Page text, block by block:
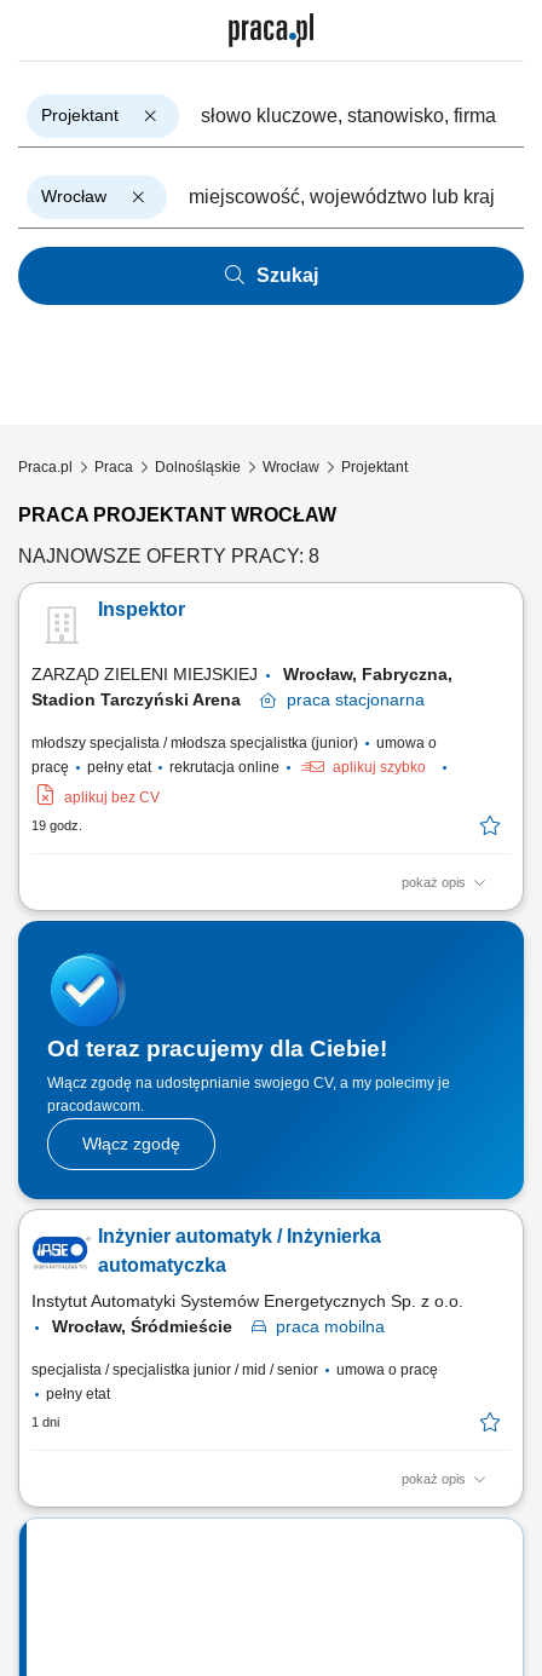
Projektant
Wrocław
Szukaj
Praca.pl Praca Dolnośląskie Wrocław Projektant
PRACA PROJEKTANT WROCŁAW
NAJNOWSZE OFERTY PRACY: 8
Inspektor
ZARZĄD ZIELENI MIEJSKIEJ
Wrocław, Fabryczna,
Stadion Tarczyński Arena
praca stacjonarna
młodszy specjalista / młodsza specjalistka (junior)
umowa o
pracę
pełny etat rekrutacja online
aplikuj szybko
aplikuj bez CV
19 godz.
pokaż opis
Udział w opracowywaniu perspektywicznych i okresowych planów
Udział w opracowywaniu perspektywicznych i okresowych planów
dotyczących realizacji zadań inwestycyjnych i remontowych dla terenów
zieleni miejskiej. Udział w...
Od teraz pracujemy dla Ciebie!
Włącz zgodę na udostępnianie swojego CV, a my polecimy je
pracodawcom.
Włącz zgodę
Inżynier automatyk / Inżynierka
automatyczka
Instytut Automatyki Systemów Energetycznych Sp. z o.o.
Wrocław, Śródmieście
praca mobilna
specjalista / specjalistka junior / mid / senior
umowa o pracę
pełny etat
1 dni
pokaż opis
Zakres obowiązków: Projektowanie systemów automatyki oraz dobór